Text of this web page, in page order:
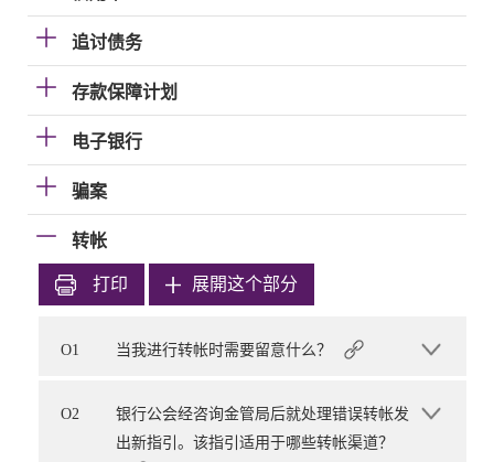
追讨债务
存款保障计划
电子银行
骗案
转帐
打印 展開这个部分
O1 当我进行转帐时需要留意什么？
O2
银行公会经咨询金管局后就处理错误转帐发
出新指引。该指引适用于哪些转帐渠道？